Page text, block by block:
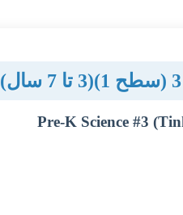
Pre-K Science #3